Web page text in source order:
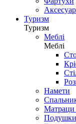
Туризм
Туризм
Меблі
Меблі
Намети
Матраци
Подушки